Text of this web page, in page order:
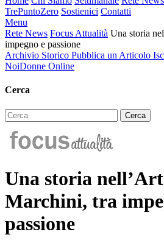
TrePuntoZero Sostienici Contatti
Menu
Rete News Focus Attualità Una storia
impegno e passione
Archivio Storico Pubblica un Articolo
NoiDonne Online
Cerca
Una storia
Marchini, tra
passione